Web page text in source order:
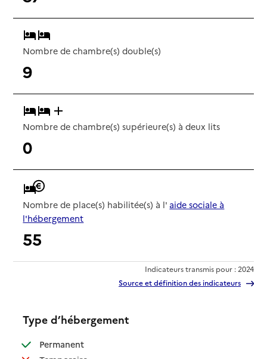
Nombre de chambre(s) double(s)
9
Nombre de chambre(s) supérieure(s) à deux lits
0
Nombre de place(s) habilitée(s) à l' aide sociale à
l'hébergement
55
Indicateurs transmis pour : 2024
Source et définition des indicateurs
Type d’hébergement
Permanent: disponible